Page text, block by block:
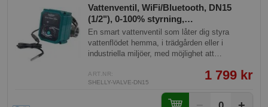
Vattenventil, WiFi/Bluetooth, DN15
(1/2"), 0-100% styrning,
temperaturkontroll, FrankEver Smart
Water Valve
En smart vattenventil som låter dig styra
vattenflödet hemma, i trädgården eller i
industriella miljöer, med möjlighet att
optimera vattenanvändningen. Du kan
automatiskt stänga av vattenförsörjningen när
temperaturen sjunker för lågt, vilket förhindrar
ART.NR:
SHELLY-VALVE-DN15
1 799 kr